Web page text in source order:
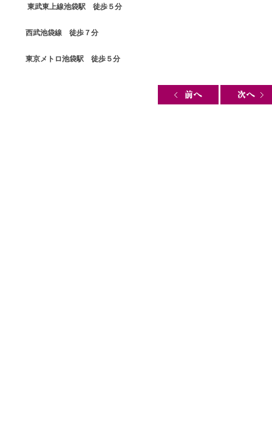
東武東上線池袋駅 徒歩５分
西武池袋線 徒歩７分
東京メトロ池袋駅 徒歩５分